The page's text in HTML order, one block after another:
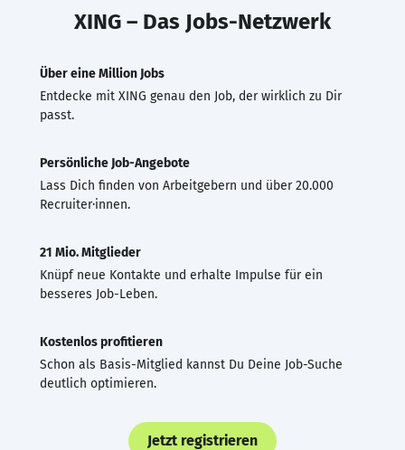
XING – Das Jobs-Netzwerk
Über eine Million Jobs
Entdecke mit XING genau den Job, der wirklich zu Dir
passt.
Persönliche Job-Angebote
Lass Dich finden von Arbeitgebern und über 20.000
Recruiter·innen.
21 Mio. Mitglieder
Knüpf neue Kontakte und erhalte Impulse für ein
besseres Job-Leben.
Kostenlos profitieren
Schon als Basis-Mitglied kannst Du Deine Job-Suche
deutlich optimieren.
Jetzt registrieren